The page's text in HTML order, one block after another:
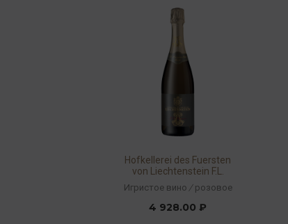
Hofkellerei des Fuersten
von Liechtenstein F.L.
Premier Brut Rosé 2022
12,5% 0,75л
Игристое вино / розовое
4 928.00 ₽